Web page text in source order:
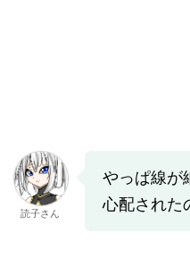
読子さん
やっぱ線が
心配された